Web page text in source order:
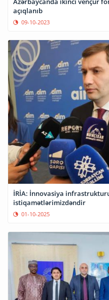
açıqlanıb
09-10-2023
İRİA: İnnovasiya
istiqamətlərimizdəndir
01-10-2025